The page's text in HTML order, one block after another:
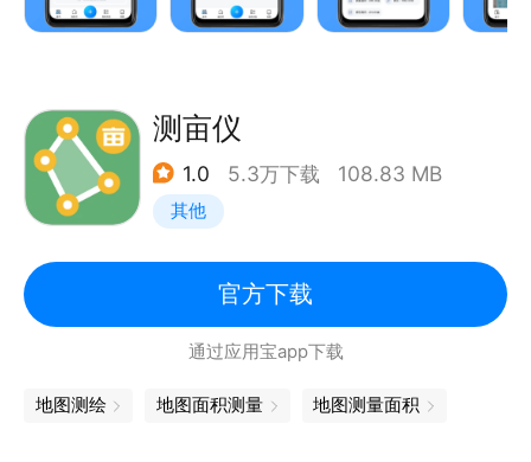
度，高效率，专业测量长度、面积、海拔高度等，让测
测亩仪
1.0 5.3万下载 108.83 MB
其他
官方下载
通过应用宝app下载
地图测绘 地图面积测量 地图测量面积